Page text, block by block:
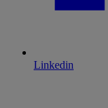
Linkedin